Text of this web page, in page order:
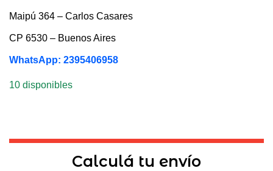
Maipú 364 – Carlos Casares
CP 6530 – Buenos Aires
WhatsApp: 2395406958
10 disponibles
Calculá tu envío